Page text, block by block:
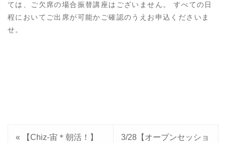
ては、ご欠席の場合振替講座はございません。 すべての日
程においてご出席が可能かご確認のうえお申込くださいま
せ。
«
【Chiz-宙＊朝活！】
3/28【オープンセッショ